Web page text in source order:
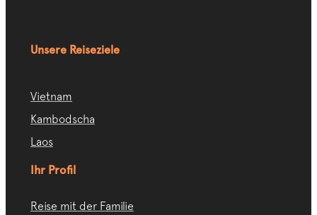
Unsere Reiseziele
Vietnam
Kambodscha
Laos
Ihr Profil
Reise mit der Familie